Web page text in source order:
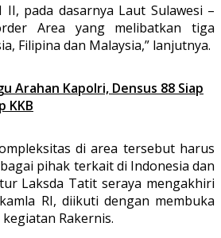
II, pada dasarnya Laut Sulawesi –
Area yang melibatkan tiga
Filipina dan Malaysia,” lanjutnya.
Arahan Kapolri, Densus 88 Siap
KKB
di area tersebut harus
pihak terkait di Indonesia dan
Laksda Tatit seraya mengakhiri
RI, diikuti dengan membuka
Rakernis.